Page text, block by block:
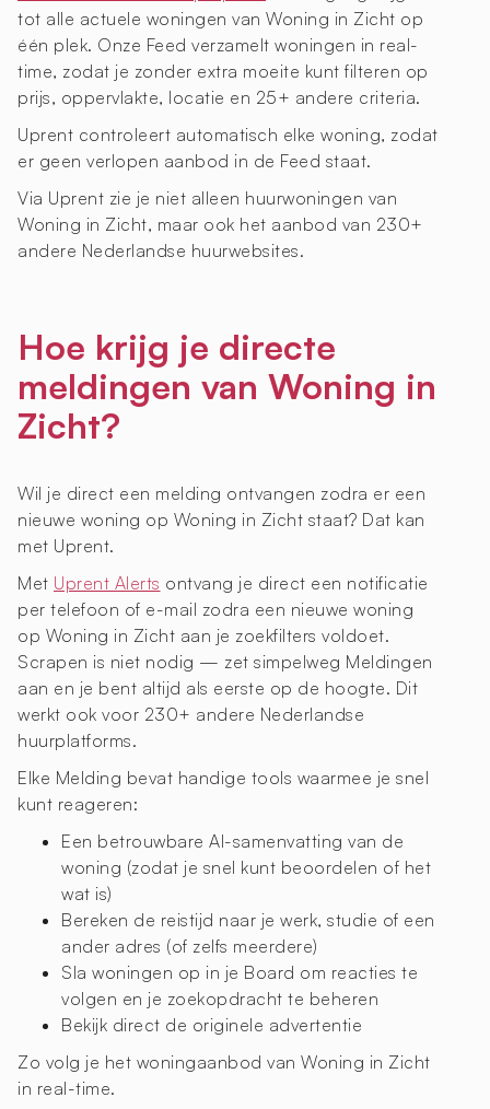
tot alle actuele woningen van Woning in Zicht op
één plek. Onze Feed verzamelt woningen in real-
time, zodat je zonder extra moeite kunt filteren op
prijs, oppervlakte, locatie en 25+ andere criteria.
Uprent controleert automatisch elke woning, zodat
er geen verlopen aanbod in de Feed staat.
Via Uprent zie je niet alleen huurwoningen van
Woning in Zicht, maar ook het aanbod van 230+
andere Nederlandse huurwebsites.
Hoe krijg je directe
meldingen van Woning in
Zicht?
Wil je direct een melding ontvangen zodra er een
nieuwe woning op Woning in Zicht staat? Dat kan
met Uprent.
Met Uprent Alerts ontvang je direct een notificatie
per telefoon of e-mail zodra een nieuwe woning
op Woning in Zicht aan je zoekfilters voldoet.
Scrapen is niet nodig — zet simpelweg Meldingen
aan en je bent altijd als eerste op de hoogte. Dit
werkt ook voor 230+ andere Nederlandse
huurplatforms.
Elke Melding bevat handige tools waarmee je snel
kunt reageren:
Een betrouwbare AI-samenvatting van de
woning (zodat je snel kunt beoordelen of het
wat is)
Bereken de reistijd naar je werk, studie of een
ander adres (of zelfs meerdere)
Sla woningen op in je Board om reacties te
volgen en je zoekopdracht te beheren
Bekijk direct de originele advertentie
Zo volg je het woningaanbod van Woning in Zicht
in real-time.